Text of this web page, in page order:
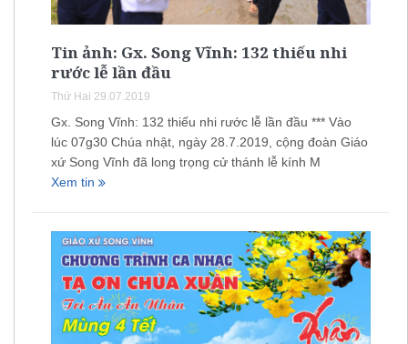
Tin ảnh: Gx. Song Vĩnh: 132 thiếu nhi
rước lễ lần đầu
Thứ Hai 29.07.2019
Gx. Song Vĩnh: 132 thiếu nhi rước lễ lần đầu *** Vào
lúc 07g30 Chúa nhật, ngày 28.7.2019, cộng đoàn Giáo
xứ Song Vĩnh đã long trọng cử thánh lễ kính M
Xem tin